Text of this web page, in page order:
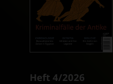
Heft 4/2026